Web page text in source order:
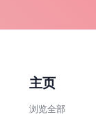
主页
浏览全部